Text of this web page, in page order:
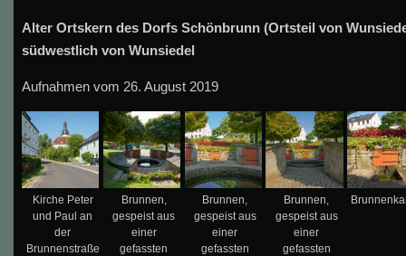
Alter Ortskern des Dorfs Schönbrunn (Ortsteil von
südwestlich von Wunsiedel
Aufnahmen vom 26. August 2019
Kirche Peter
und Paul an
der
Brunnenstraße
Brunnen,
gespeist aus
einer
gefassten
Brunnen,
gespeist aus
einer
gefassten
Brunnen,
gespeist aus
einer
gefassten